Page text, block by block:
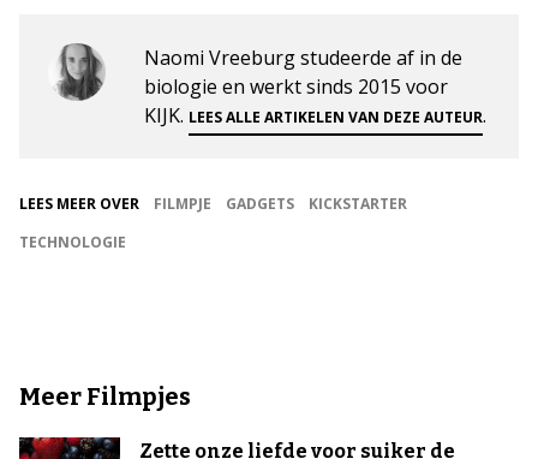
Naomi Vreeburg studeerde af in de
biologie en werkt sinds 2015 voor
KIJK. LEES ALLE ARTIKELEN VAN DEZE AUTEUR.
LEES MEER OVER FILMPJE GADGETS
KICKSTARTER
TECHNOLOGIE
Meer Filmpjes
Zette onze liefde voor suiker de